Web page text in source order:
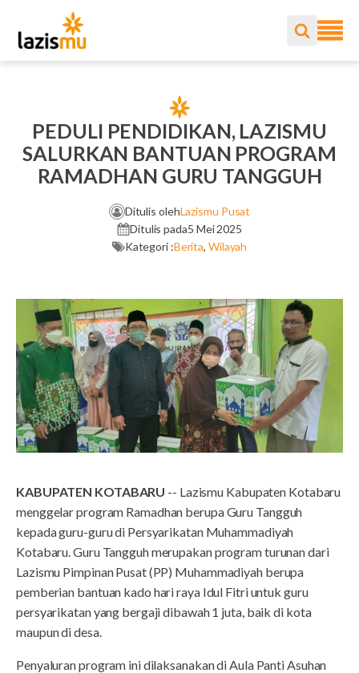
PEDULI PENDIDIKAN, LAZISMU
SALURKAN BANTUAN PROGRAM
RAMADHAN GURU TANGGUH
Ditulis olehLazismu Pusat
Ditulis pada5 Mei 2025
Kategori :Berita, Wilayah
KABUPATEN KOTABARU -- Lazismu Kabupaten Kotabaru
menggelar program Ramadhan berupa Guru Tangguh
kepada guru-guru di Persyarikatan Muhammadiyah
Kotabaru. Guru Tangguh merupakan program turunan dari
Lazismu Pimpinan Pusat (PP) Muhammadiyah berupa
pemberian bantuan kado hari raya Idul Fitri untuk guru
persyarikatan yang bergaji dibawah 1 juta, baik di kota
maupun di desa.
Penyaluran program ini dilaksanakan di Aula Panti Asuhan